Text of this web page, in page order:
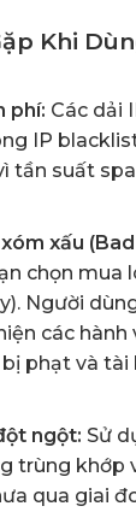
Khi
phí: Các dải
IP
tần suất
xấu
chọn mua
Người
các hành
phạt và
ngột: Sử
trùng khớp
qua giai